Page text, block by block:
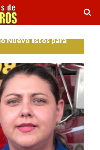
Nuevo listos para